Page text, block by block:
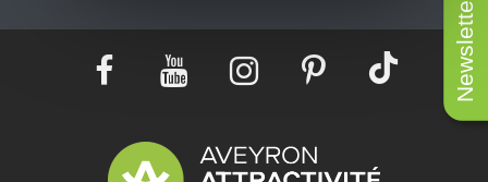
Newsletter